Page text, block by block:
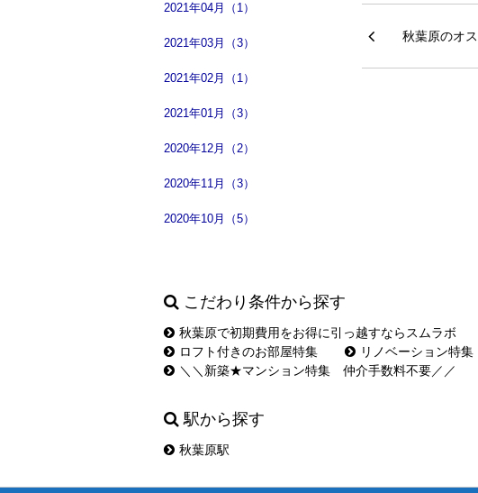
2021年04月（1）
2021年03月（3）
2021年02月（1）
2021年01月（3）
2020年12月（2）
2020年11月（3）
2020年10月（5）
秋葉原のオ
こだわり条件から探す
秋葉原で初期費用をお得に引っ越すならスムラボ
ロフト付きのお部屋特集
リノベーション特集
＼＼新築★マンション特集 仲介手数料不要／／
駅から探す
秋葉原駅